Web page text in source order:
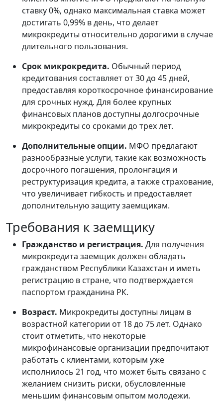
ставку 0%, однако максимальная ставка может
достигать 0,99% в день, что делает
микрокредиты относительно дорогими в случае
длительного пользования.
Срок микрокредита. Обычный период
кредитования составляет от 30 до 45 дней,
предоставляя короткосрочное финансирование
для срочных нужд. Для более крупных
финансовых планов доступны долгосрочные
микрокредиты со сроками до трех лет.
Дополнительные опции. МФО предлагают
разнообразные услуги, такие как возможность
досрочного погашения, пролонгация и
реструктуризация кредита, а также страхование,
что увеличивает гибкость и предоставляет
дополнительную защиту заемщикам.
Требования к заемщику
Гражданство и регистрация. Для получения
микрокредита заемщик должен обладать
гражданством Республики Казахстан и иметь
регистрацию в стране, что подтверждается
паспортом гражданина РК.
Возраст. Микрокредиты доступны лицам в
возрастной категории от 18 до 75 лет. Однако
стоит отметить, что некоторые
микрофинансовые организации предпочитают
работать с клиентами, которым уже
исполнилось 21 год, что может быть связано с
желанием снизить риски, обусловленные
меньшим финансовым опытом молодежи.